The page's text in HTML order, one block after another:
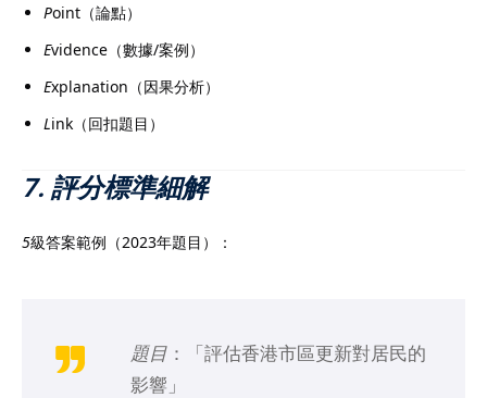
Point（論點）
Evidence（數據/案例）
Explanation（因果分析）
Link（回扣題目）
7. 評分標準細解
5級答案範例（2023年題目）：
題目 ：「評估香港市區更新對居民的
影響」